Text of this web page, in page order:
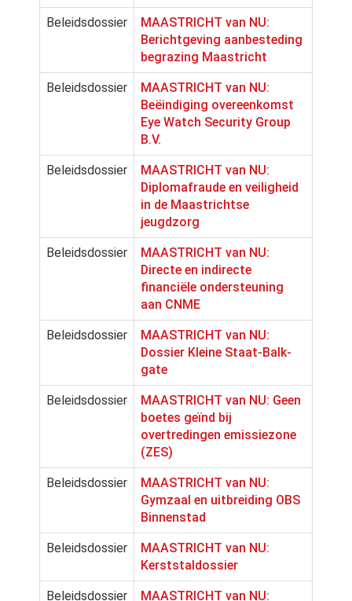
Beleidsdossier
MAASTRICHT van NU:
Berichtgeving aanbesteding
begrazing Maastricht
Beleidsdossier
MAASTRICHT van NU:
Beëindiging overeenkomst
Eye Watch Security Group
B.V.
Beleidsdossier
MAASTRICHT van NU:
Diplomafraude en veiligheid
in de Maastrichtse
jeugdzorg
Beleidsdossier
MAASTRICHT van NU:
Directe en indirecte
financiële ondersteuning
aan CNME
Beleidsdossier
MAASTRICHT van NU:
Dossier Kleine Staat-Balk-
gate
Beleidsdossier
MAASTRICHT van NU: Geen
boetes geïnd bij
overtredingen emissiezone
(ZES)
Beleidsdossier
MAASTRICHT van NU:
Gymzaal en uitbreiding OBS
Binnenstad
Beleidsdossier
MAASTRICHT van NU:
Kerststaldossier
Beleidsdossier
MAASTRICHT van NU: